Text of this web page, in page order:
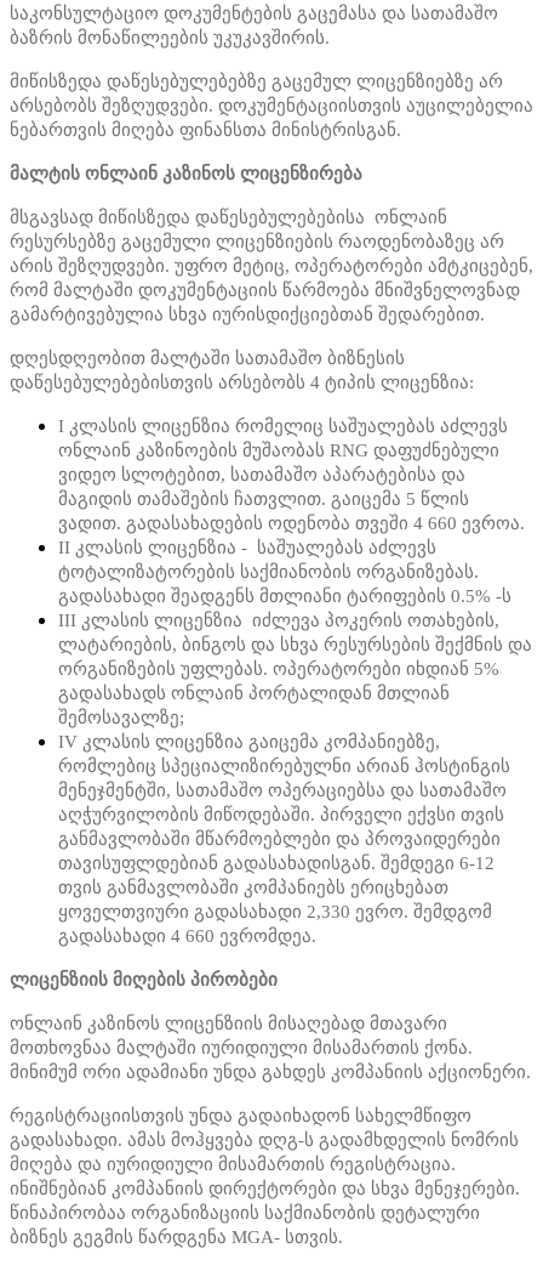
საკონსულტაციო დოკუმენტების გაცემასა და სათამაშო
ბაზრის მონაწილეების უკუკავშირის.
მიწისზედა დაწესებულებებზე გაცემულ ლიცენზიებზე არ
არსებობს შეზღუდვები. დოკუმენტაციისთვის აუცილებელია
ნებართვის მიღება ფინანსთა მინისტრისგან.
მალტის ონლაინ კაზინოს ლიცენზირება
მსგავსად მიწისზედა დაწესებულებებისა ონლაინ
რესურსებზე გაცემული ლიცენზიების რაოდენობაზეც არ
არის შეზღუდვები. უფრო მეტიც, ოპერატორები ამტკიცებენ,
რომ მალტაში დოკუმენტაციის წარმოება მნიშვნელოვნად
გამარტივებულია სხვა იურისდიქციებთან შედარებით.
დღესდღეობით მალტაში სათამაშო ბიზნესის
დაწესებულებებისთვის არსებობს 4 ტიპის ლიცენზია:
I კლასის ლიცენზია რომელიც საშუალებას აძლევს
ონლაინ კაზინოების მუშაობას RNG დაფუძნებული
ვიდეო სლოტებით, სათამაშო აპარატებისა და
მაგიდის თამაშების ჩათვლით. გაიცემა 5 წლის
ვადით. გადასახადების ოდენობა თვეში 4 660 ევროა.
II კლასის ლიცენზია - საშუალებას აძლევს
ტოტალიზატორების საქმიანობის ორგანიზებას.
გადასახადი შეადგენს მთლიანი ტარიფების 0.5% -ს
III კლასის ლიცენზია იძლევა პოკერის ოთახების,
ლატარიების, ბინგოს და სხვა რესურსების შექმნის და
ორგანიზების უფლებას. ოპერატორები იხდიან 5%
გადასახადს ონლაინ პორტალიდან მთლიან
შემოსავალზე;
IV კლასის ლიცენზია გაიცემა კომპანიებზე,
რომლებიც სპეციალიზირებულნი არიან ჰოსტინგის
მენეჯმენტში, სათამაშო ოპერაციებსა და სათამაშო
აღჭურვილობის მიწოდებაში. პირველი ექვსი თვის
განმავლობაში მწარმოებლები და პროვაიდერები
თავისუფლდებიან გადასახადისგან. შემდეგი 6-12
თვის განმავლობაში კომპანიებს ერიცხებათ
ყოველთვიური გადასახადი 2,330 ევრო. შემდგომ
გადასახადი 4 660 ევრომდეა.
ლიცენზიის მიღების პირობები
ონლაინ კაზინოს ლიცენზიის მისაღებად მთავარი
მოთხოვნაა მალტაში იურიდიული მისამართის ქონა.
მინიმუმ ორი ადამიანი უნდა გახდეს კომპანიის აქციონერი.
რეგისტრაციისთვის უნდა გადაიხადონ სახელმწიფო
გადასახადი. ამას მოჰყვება დღგ-ს გადამხდელის ნომრის
მიღება და იურიდიული მისამართის რეგისტრაცია.
ინიშნებიან კომპანიის დირექტორები და სხვა მენეჯერები.
წინაპირობაა ორგანიზაციის საქმიანობის დეტალური
ბიზნეს გეგმის წარდგენა MGA- სთვის.